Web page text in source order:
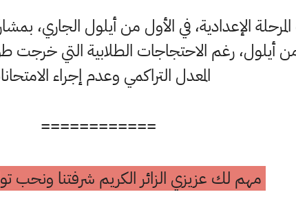
لغاية 23 من أيلول، رغم الاحتجاجات الطلابية التي
المعدل التراكمي وعدم إجراء
============
مهم لك عزيزي الزائر الكريم شرفتنا ونحب